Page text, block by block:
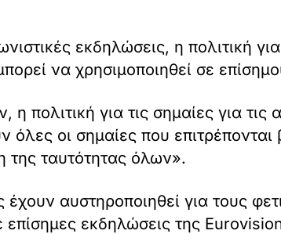
εκδηλώσεις, η πολιτική
να χρησιμοποιηθεί σε
για τις σημαίες για τις
οι σημαίες που επιτρέπονται
της ταυτότητας όλων».
έχουν αυστηροποιηθεί για τους
εκδηλώσεις της